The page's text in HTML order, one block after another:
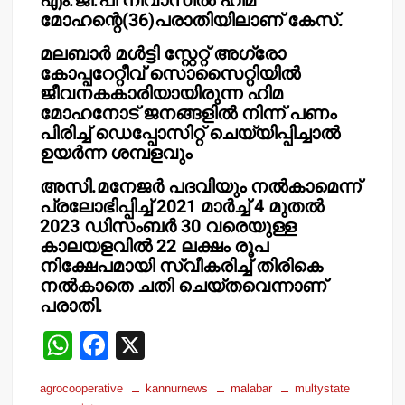
മോഹന്റെ(36)പരാതിയിലാണ് കേസ്.
മലബാര്‍ മള്‍ട്ടി സ്റ്റേറ്റ് അഗ്രോ
കോപ്പറേറ്റീവ് സൊസൈറ്റിയില്‍
ജീവനകകാരിയായിരുന്ന ഹിമ
മോഹനോട് ജനങ്ങളില്‍ നിന്ന് പണം
പിരിച്ച് ഡെപ്പോസിറ്റ് ചെയ്യിപ്പിച്ചാല്‍
ഉയര്‍ന്ന ശമ്പളവും
അസി.മനേജര്‍ പദവിയും നല്‍കാമെന്ന്
പ്രലോഭിപ്പിച്ച് 2021 മാര്‍ച്ച് 4 മുതല്‍
2023 ഡിസംബര്‍ 30 വരെയുള്ള
കാലയളവില്‍ 22 ലക്ഷം രൂപ
നിക്ഷേപമായി സ്വീകരിച്ച് തിരികെ
നല്‍കാതെ ചതി ചെയ്തവെന്നാണ്
പരാതി.
W
F
agrocooperative kannurnews malabar
multystate